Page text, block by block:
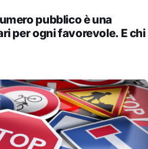
pubblico è una
per ogni favorevole. E chi